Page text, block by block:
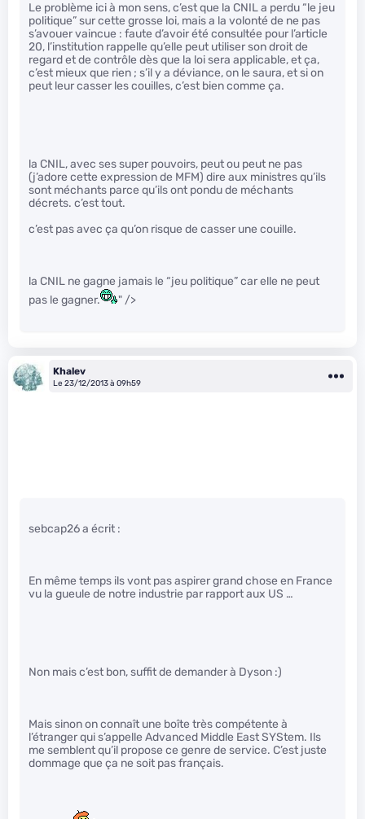
Le problème ici à mon sens, c’est que la CNIL a perdu “le jeu
politique” sur cette grosse loi, mais a la volonté de ne pas
s’avouer vaincue : faute d’avoir été consultée pour l’article
20, l’institution rappelle qu’elle peut utiliser son droit de
regard et de contrôle dès que la loi sera applicable, et ça,
c’est mieux que rien ; s’il y a déviance, on le saura, et si on
peut leur casser les couilles, c’est bien comme ça.
la CNIL, avec ses super pouvoirs, peut ou peut ne pas
(j’adore cette expression de MFM) dire aux ministres qu’ils
sont méchants parce qu’ils ont pondu de méchants
décrets. c’est tout.
c’est pas avec ça qu’on risque de casser une couille.
la CNIL ne gagne jamais le “jeu politique” car elle ne peut
pas le gagner.
" />
Khalev
Le 23/12/2013 à 09h59
sebcap26 a écrit :
En même temps ils vont pas aspirer grand chose en France
vu la gueule de notre industrie par rapport aux US …
Non mais c’est bon, suffit de demander à Dyson :)
Mais sinon on connaît une boîte très compétente à
l’étranger qui s’appelle Advanced Middle East SYStem. Ils
me semblent qu’il propose ce genre de service. C’est juste
dommage que ça ne soit pas français.